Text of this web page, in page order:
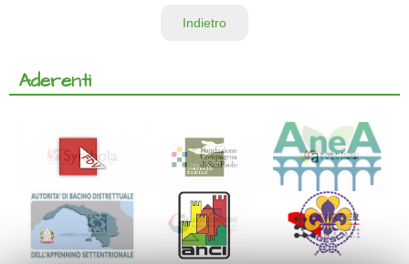
Indietro
Aderenti